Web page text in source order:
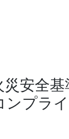
安全基
ンプラ